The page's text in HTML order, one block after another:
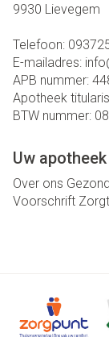
9930 Lievegem
Telefoon:
E-mailadres:
APB nummer:
Apotheek
BTW nummer:
Uw apotheek
Over ons
Voorschrift